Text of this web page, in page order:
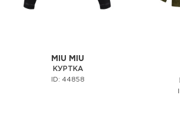
MIU MIU
КУРТКА
ID: 44858